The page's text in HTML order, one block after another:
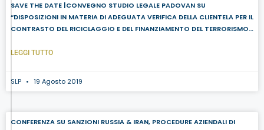
SAVE THE DATE |CONVEGNO STUDIO LEGALE PADOVAN SU
“DISPOSIZIONI IN MATERIA DI ADEGUATA VERIFICA DELLA CLIENTELA PER IL
CONTRASTO DEL RICICLAGGIO E DEL FINANZIAMENTO DEL TERRORISMO”
LEGGI TUTTO
SLP 19 Agosto 2019
CONFERENZA SU SANZIONI RUSSIA & IRAN, PROCEDURE AZIENDALI DI